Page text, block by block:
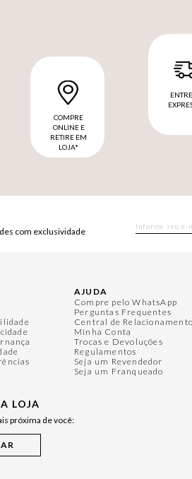
COMPRE
ONLINE E
RETIRE EM
LOJA*
com exclusividade
LOJA
próxima de você:
AJUDA
Compre pelo WhatsApp
Perguntas Frequentes
Central de Relacionamento
Minha Conta
Trocas e Devoluções
Regulamentos
Seja um Revendedor
Seja um Franqueado